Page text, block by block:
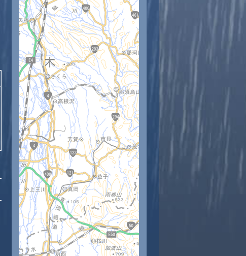
10時 11時 12時 13時 14時
26 28 29 30